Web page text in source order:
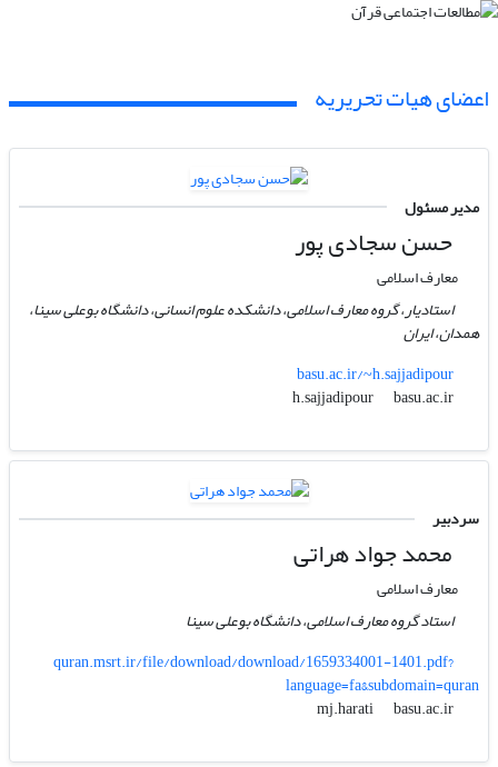
اعضای هیات تحریریه
مدیر مسئول
حسن سجادی پور
معارف اسلامی
استادیار، گروه معارف اسلامی، دانشکده علوم انسانی، دانشگاه بوعلی سینا،
همدان، ایران
basu.ac.ir/~h.sajjadipour
h.sajjadipour
basu.ac.ir
سردبیر
محمد جواد هراتی
معارف اسلامی
استاد گروه معارف اسلامی، دانشگاه بوعلی سینا
quran.msrt.ir/file/download/download/1659334001-1401.pdf?
language=fa&subdomain=quran
mj.harati
basu.ac.ir